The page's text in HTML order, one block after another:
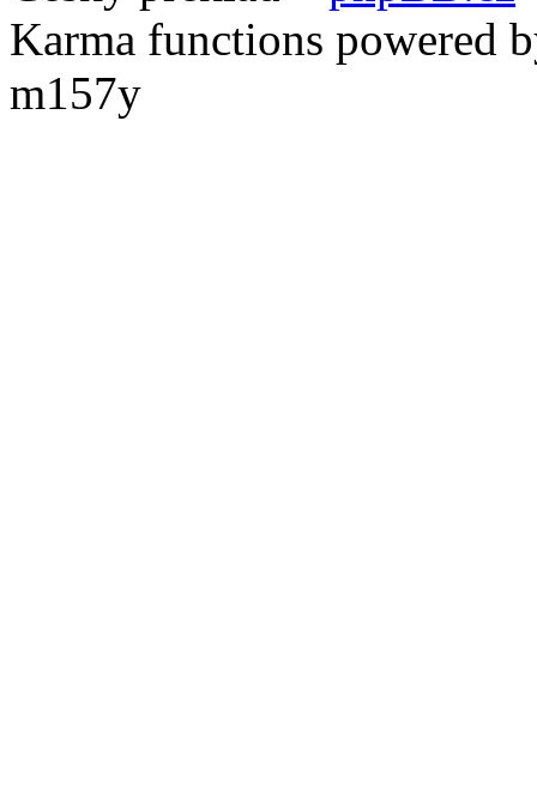
Karma functions powered
m157y